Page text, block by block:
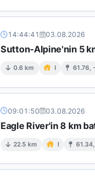
14:44:41 03.08.2026
Sutton-Alpine'nin 5
0.6 km I 61.76,
09:01:50 03.08.2026
Eagle River'in 8 km
22.5 km I